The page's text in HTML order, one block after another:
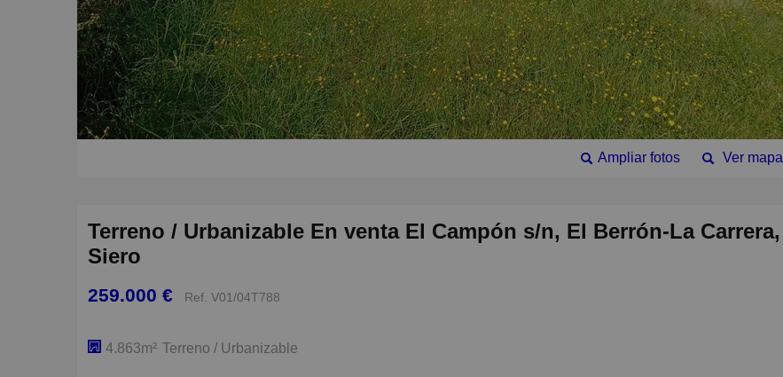
Ver mapa
Ampliar fotos
Terreno / Urbanizable En venta El Campón s/n, El Berrón-La Carrera,
Siero
259.000 € Ref. V01/04T788
4.863m² Terreno / Urbanizable